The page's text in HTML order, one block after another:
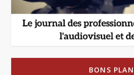
BONS